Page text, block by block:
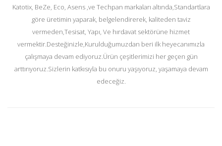
Katotix, BeZe, Eco, Asens ,ve Techpan markaları altında,Standartlara
göre üretimin yaparak, belgelendirerek, kaliteden taviz
vermeden,Tesisat, Yapı, Ve hırdavat sektörüne hizmet
vermektir.Desteğinizle,Kurulduğumuzdan beri ilk heyecanımızla
çalışmaya devam ediyoruz.Ürün çeşitlerimizi her geçen gün
arttırıyoruz.Sizlerin katkısıyla bu onuru yaşıyoruz, yaşamaya devam
edeceğiz.